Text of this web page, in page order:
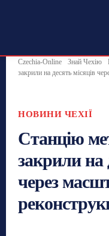
Czechia-Online Знай Чехію
закрили на десять місяців
НОВИНИ ЧЕХІЇ
Станцію
закрили на
через